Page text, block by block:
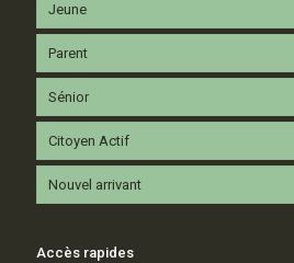
Jeune
Parent
Sénior
Citoyen Actif
Nouvel arrivant
Accès rapides